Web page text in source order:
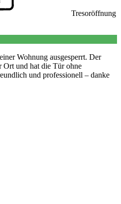
Tresoröffnung
Wohnung ausgesperrt. Der
und hat die Tür ohne
und professionell – danke